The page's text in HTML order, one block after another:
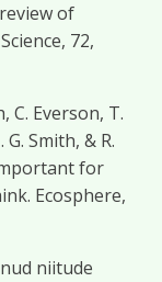
of
72,
C. Everson, T.
Smith, & R.
for
Ecosphere,
niitude